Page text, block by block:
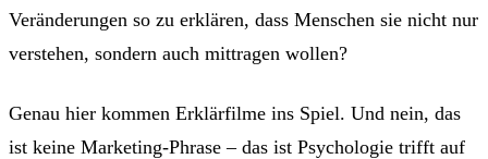
Veränderungen so zu erklären, dass Menschen sie nicht nur
verstehen, sondern auch mittragen wollen?
Genau hier kommen Erklärfilme ins Spiel. Und nein, das
ist keine Marketing-Phrase – das ist Psychologie trifft auf